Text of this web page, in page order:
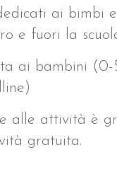
ai bimbi
e fuori la
ai bambini (0-
alle attività è
gratuita.